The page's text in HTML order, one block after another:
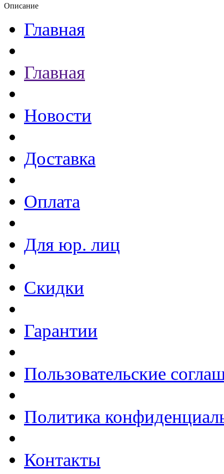
Описание
Главная
Главная
Новости
Доставка
Оплата
Для юр. лиц
Скидки
Гарантии
Пользовательские
Политика
Контакты